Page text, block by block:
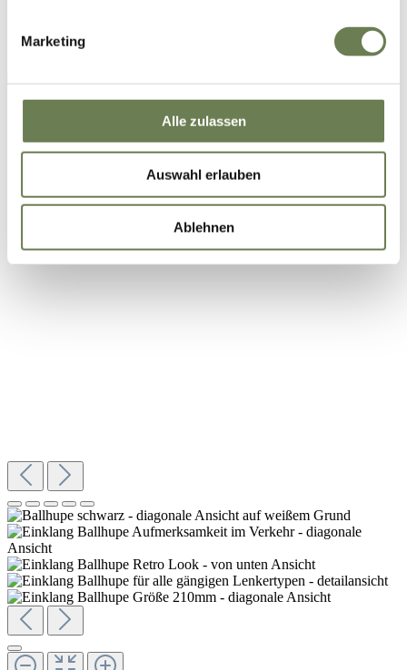
in den USA (Art. 49 Abs. 1 lit. a) DSGVO), sofern für den
EU-US Data Privacy Framework vorliegt. In den USA ist
Überwachungszwecken auf Ihre Daten zugreifen und
dabei weder wirksame Rechtsbehelfe noch
Betroffenenrechte durchsetzbar sein können. Unter dem
Link „Details “ finden Sie eine Übersicht über alle
verwendeten Cookies. Sie können Ihre Einwilligung zu
Marketing
Alle zulassen
Auswahl erlauben
Ablehnen